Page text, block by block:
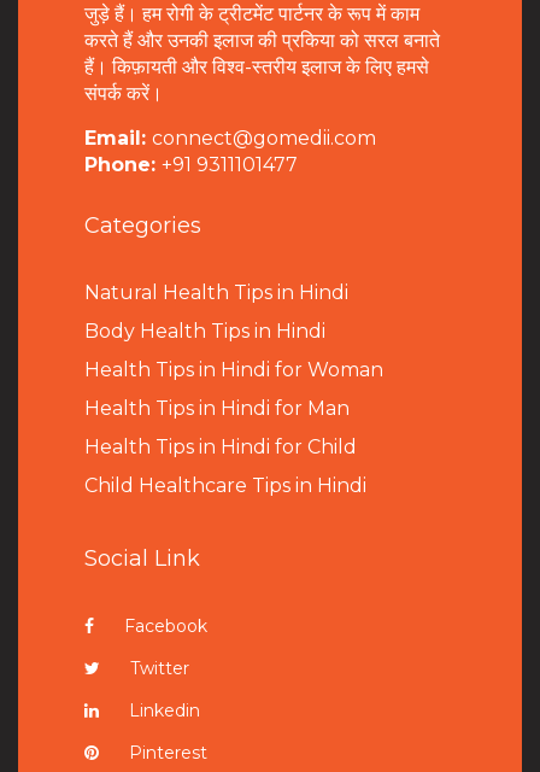
जुड़े हैं। हम रोगी के ट्रीटमेंट पार्टनर के रूप में काम
करते हैं और उनकी इलाज की प्रकिया को सरल बनाते
हैं। किफ़ायती और विश्व-स्तरीय इलाज के लिए हमसे
संपर्क करें।
Email: connect@gomedii.com
Phone: +91 9311101477
Categories
Natural Health Tips in Hindi
Body Health Tips in Hindi
Health Tips in Hindi for Woman
Health Tips in Hindi for Man
Health Tips in Hindi for Child
Child Healthcare Tips in Hindi
Social Link
Facebook
Twitter
Linkedin
Pinterest